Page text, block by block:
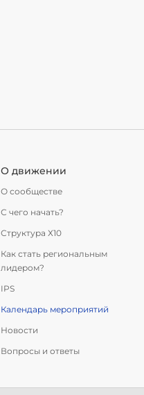
О движении
О сообществе
С чего начать?
Структура Х10
Как стать региональным
лидером?
IPS
Календарь мероприятий
Новости
Вопросы и ответы